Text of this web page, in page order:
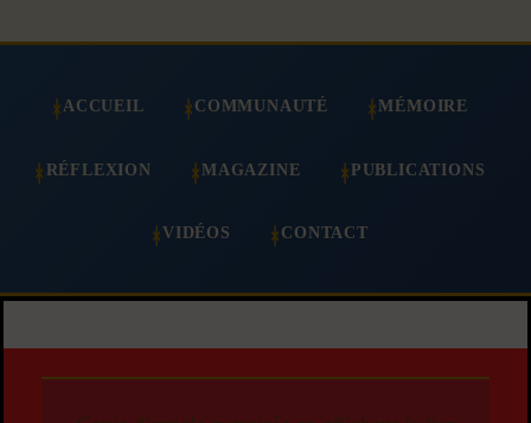
ACCUEIL COMMUNAUTÉ MÉMOIRE
RÉFLEXION MAGAZINE PUBLICATIONS
VIDÉOS CONTACT